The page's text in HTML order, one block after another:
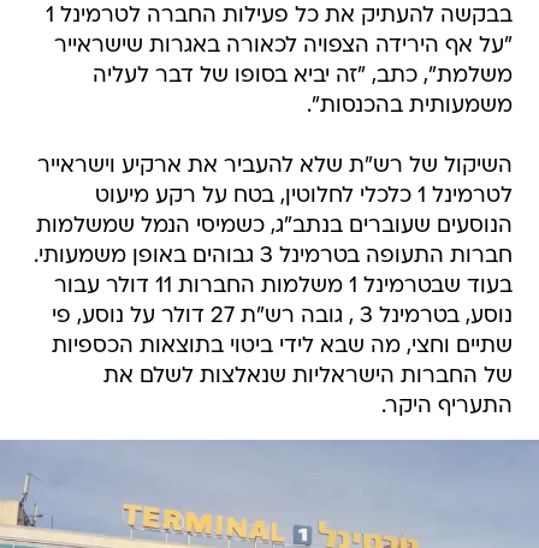
בבקשה להעתיק את כל פעילות החברה לטרמינל 1
"על אף הירידה הצפויה לכאורה באגרות שישראייר
משלמת", כתב, "זה יביא בסופו של דבר לעליה
משמעותית בהכנסות".
השיקול של רש"ת שלא להעביר את ארקיע וישראייר
לטרמינל 1 כלכלי לחלוטין, בטח על רקע מיעוט
הנוסעים שעוברים בנתב"ג, כשמיסי הנמל שמשלמות
חברות התעופה בטרמינל 3 גבוהים באופן משמעותי.
בעוד שבטרמינל 1 משלמות החברות 11 דולר עבור
נוסע, בטרמינל 3 , גובה רש"ת 27 דולר על נוסע, פי
שתיים וחצי, מה שבא לידי ביטוי בתוצאות הכספיות
של החברות הישראליות שנאלצות לשלם את
התעריף היקר.